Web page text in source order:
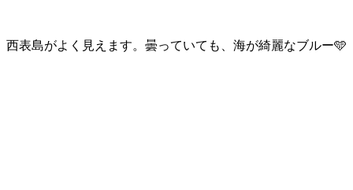
西表島がよく見えます。曇っていても、海が綺麗なブルー🩵